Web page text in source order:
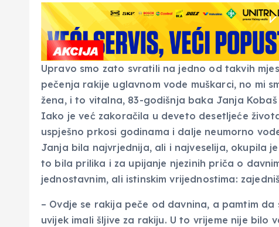
Upravo smo zato svratili na jedno od takvih
pečenja rakije uglavnom vode muškarci, no mi
žena, i to vitalna, 83-godišnja baka Janja
Iako je već zakoračila u deveto desetljeće
uspješno prkosi godinama i dalje neumorno
Janja bila najvrjednija, ali i najveselija, okupila
to bila prilika i za upijanje njezinih priča o
jednostavnim, ali istinskim vrijednostima:
– Ovdje se rakija peče od davnina, a pamtim
uvijek imali šljive za rakiju. U to vrijeme nije bilo